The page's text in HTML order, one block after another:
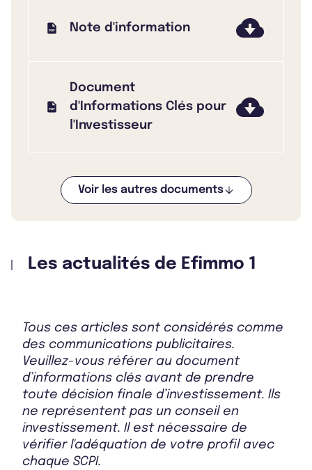
Note d'information
Document
d'Informations Clés pour
l'Investisseur
Bulletin 2025 T2
Bulletin 2025 T1
Voir les autres documents
Les actualités de Efimmo 1
Tous ces articles sont considérés comme
des communications publicitaires.
Veuillez-vous référer au document
d’informations clés avant de prendre
toute décision finale d’investissement. Ils
ne représentent pas un conseil en
investissement. Il est nécessaire de
vérifier l'adéquation de votre profil avec
chaque SCPI.